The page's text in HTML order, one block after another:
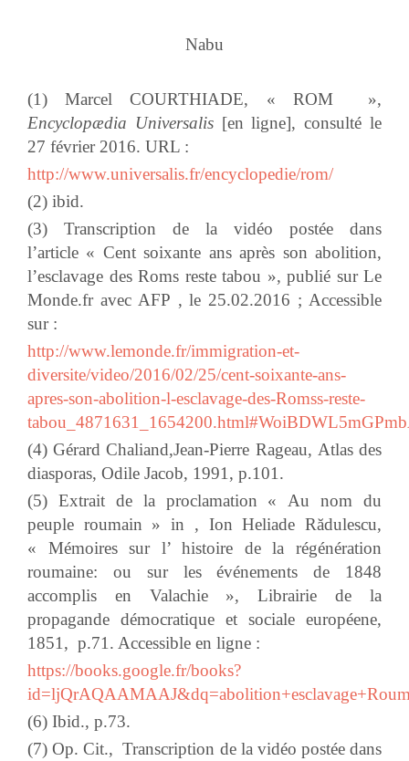
Nabu
(1) Marcel COURTHIADE, « ROM»,
Encyclopædia Universalis[en ligne], consulté le
27 février 2016. URL :
http://www.universalis.fr/encyclopedie/rom/
(2) ibid.
(3) Transcription de la vidéo postée dans
l’article « Cent soixante ans après son abolition,
l’esclavage des Roms reste tabou », publié sur Le
Monde.fr avec AFP , le 25.02.2016 ; Accessible
sur :
http://www.lemonde.fr/immigration-et-
diversite/video/2016/02/25/cent-soixante-ans-
apres-son-abolition-l-esclavage-des-Romss-reste-
(4) Gérard Chaliand,Jean-Pierre Rageau, Atlas des
diasporas, Odile Jacob, 1991, p.101.
(5) Extrait de la proclamation « Au nom du
peuple roumain » in , Ion Heliade Rădulescu,
« Mémoires sur l’ histoire de la régénération
roumaine: ou sur les événements de 1848
accomplis en Valachie », Librairie de la
propagande démocratique et sociale européene,
1851, p.71. Accessible en ligne :
https://books.google.fr/books?
(6) Ibid., p.73.
(7) Op. Cit., Transcription de la vidéo postée dans